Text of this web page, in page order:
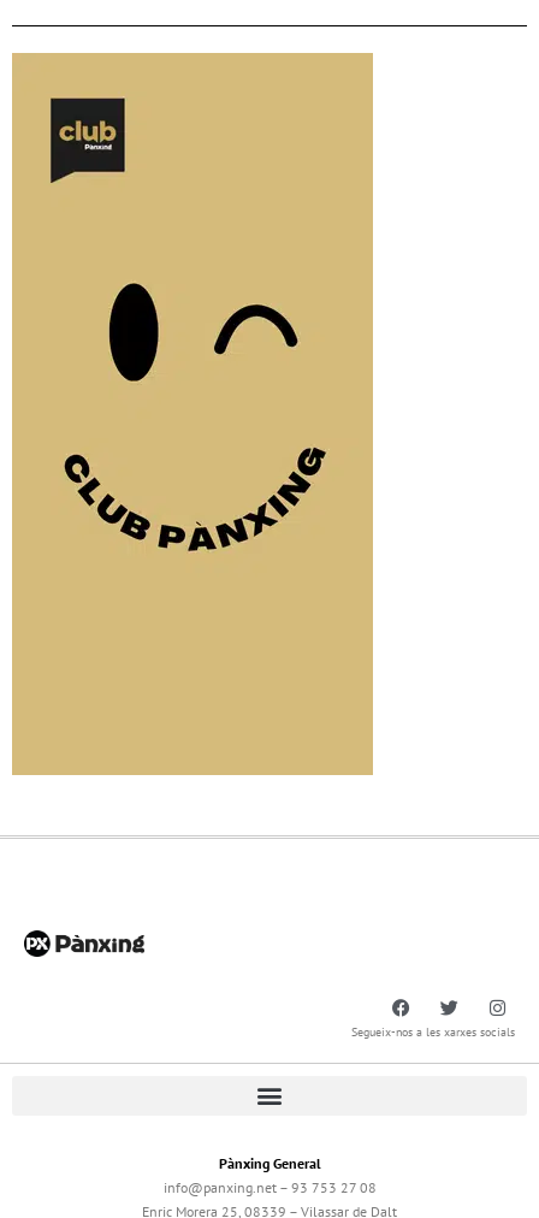
Segueix-nos a les xarxes socials
Pànxing General
info@panxing.net – 93 753 27 08
Enric Morera 25, 08339 – Vilassar de Dalt